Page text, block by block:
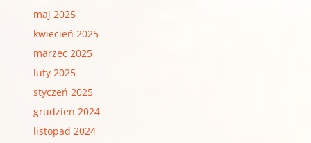
maj 2025
kwiecień 2025
marzec 2025
luty 2025
styczeń 2025
grudzień 2024
listopad 2024